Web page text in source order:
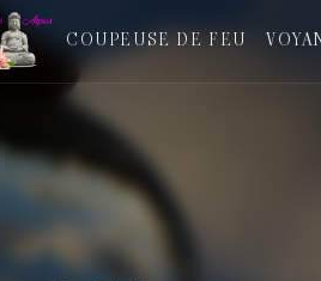
COUPEUSE DE FEU